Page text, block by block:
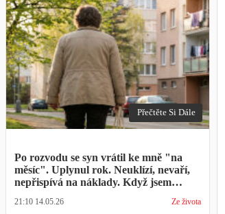
Přečtěte Si Dále
Po rozvodu se syn vrátil ke mně "na
měsíc". Uplynul rok. Neuklízí, nevaří,
nepřispívá na náklady. Když jsem
přece nevyhodíš vlastní dítě."
21:10 14.05.26 Ze života